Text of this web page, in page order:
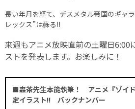
長い年月を経て、デスメタル帝国のギャ
レックス”は蘇る!!
来週もアニメ放映直前の土曜日6:00
ストを発表します。お楽しみに！
■森茶先生本能執筆！ アニメ『ゾイ
定イラスト!! バックナンバー